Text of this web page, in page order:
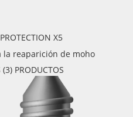
X5
la reaparición de moho
PRODUCTOS